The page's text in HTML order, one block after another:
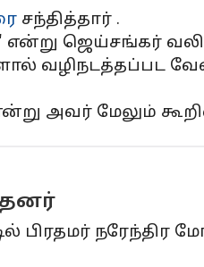
சந்தித்தார் .
ஜெய்சங்கர்
வழிநடத்தப்பட
அவர் மேலும்
பிரதமர் நரேந்திர